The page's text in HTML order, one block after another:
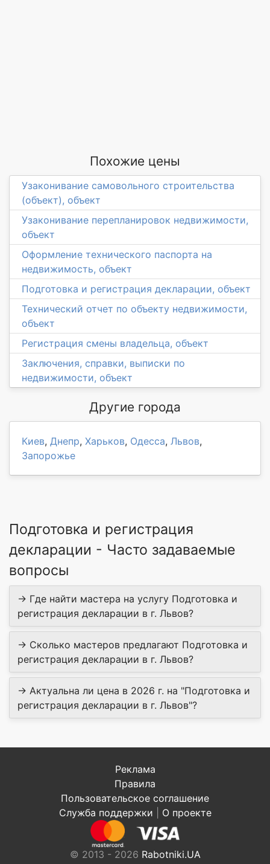
Похожие цены
Узаконивание самовольного строительства
(объект), объект
Узаконивание перепланировок недвижимости,
объект
Оформление технического паспорта на
недвижимость, объект
Подготовка и регистрация декларации, объект
Технический отчет по объекту недвижимости,
объект
Регистрация смены владельца, объект
Заключения, справки, выписки по
недвижимости, объект
Другие города
Киев, Днепр, Харьков, Одесса, Львов,
Запорожье
Подготовка и регистрация
декларации - Часто задаваемые
вопросы
→ Где найти мастера на услугу Подготовка и
регистрация декларации в г. Львов?
→ Сколько мастеров предлагают Подготовка и
регистрация декларации в г. Львов?
→ Актуальна ли цена в 2026 г. на "Подготовка и
регистрация декларации в г. Львов"?
Реклама
Правила
Пользовательское соглашение
Служба поддержки
О проекте
© 2013 - 2026 Rabotniki.UA